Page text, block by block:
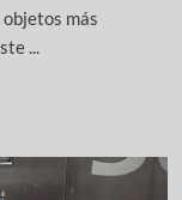
más
...